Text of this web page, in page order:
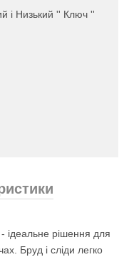
і Низький '' Ключ ''
- ідеальне рішення для
Бруд і сліди легко